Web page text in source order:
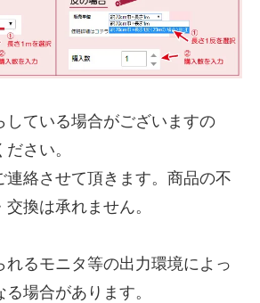
している場合がございますの
さい。
連絡させて頂きます。商品の不
換は承れません。
れるモニタ等の出力環境によっ
場合があります。